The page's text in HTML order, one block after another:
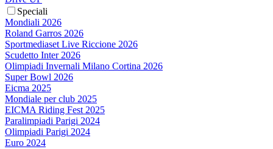
Speciali
Mondiali 2026
Roland Garros 2026
Sportmediaset Live Riccione 2026
Scudetto Inter 2026
Olimpiadi Invernali Milano Cortina 2026
Super Bowl 2026
Eicma 2025
Mondiale per club 2025
EICMA Riding Fest 2025
Paralimpiadi Parigi 2024
Olimpiadi Parigi 2024
Euro 2024